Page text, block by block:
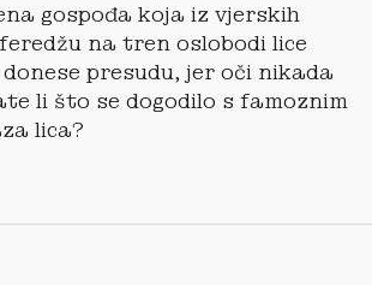
gospođa koja iz vjerskih
na tren oslobodi lice
presudu, jer oči nikada
li što se dogodilo s famoznim
lica?